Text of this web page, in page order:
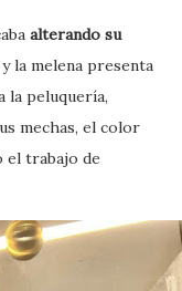
alterando su
y la melena presenta
la peluquería,
mechas, el color
el trabajo de